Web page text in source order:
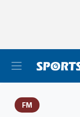
FM